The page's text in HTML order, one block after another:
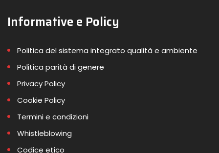
Informative e Policy
Politica del sistema integrato qualità e ambiente
Politica parità di genere
Privacy Policy
Cookie Policy
Termini e condizioni
Whistleblowing
Codice etico